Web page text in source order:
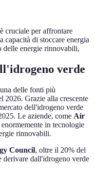
cruciale per affrontare
di stoccare energia
delle energie rinnovabili,
verde
delle fonti più
2026. Grazie alla crescente
dell'idrogeno verde
Le aziende, come Air
in tecnologie
rinnovabili.
Council, oltre il 20% del
derivare dall'idrogeno verde